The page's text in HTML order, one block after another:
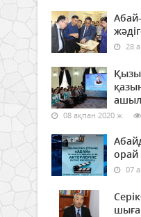
28
08 ақпан 2020 ж.
орай
07